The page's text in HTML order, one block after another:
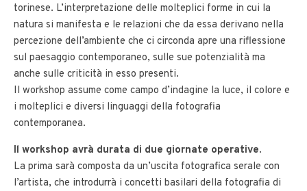
torinese. L’interpretazione delle molteplici forme in cui la
natura si manifesta e le relazioni che da essa derivano nella
percezione dell’ambiente che ci circonda apre una riflessione
sul paesaggio contemporaneo, sulle sue potenzialità ma
anche sulle criticità in esso presenti.
Il workshop assume come campo d’indagine la luce, il colore e
i molteplici e diversi linguaggi della fotografia
contemporanea.
Il workshop avrà durata di due giornate operative.
La prima sarà composta da un’uscita fotografica serale con
l’artista, che introdurrà i concetti basilari della fotografia di